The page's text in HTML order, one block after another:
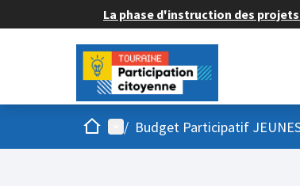
La phase d'instruction des
AccueilMenu principal
/ Budget Participatif